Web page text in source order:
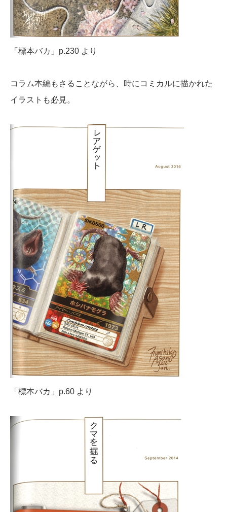
「標本バカ」p.230 より
コラム本編もさることながら、時にコミカルに描かれた
イラストも必見。
「標本バカ」p.60 より